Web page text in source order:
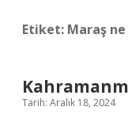
Etiket: Maraş
Tarih: Aralık 18, 2024